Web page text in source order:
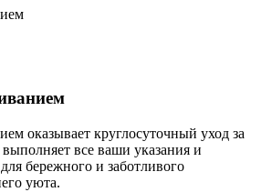
оказывает круглосуточный уход за
все ваши указания и
бережного и заботливого
уюта.